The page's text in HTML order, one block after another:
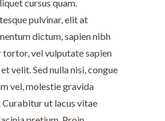
cursus quam.
pulvinar, elit at
dictum, sapien nibh
tortor, vel vulputate sapien
velit. Sed nulla nisi, congue
vel, molestie gravida
Curabitur ut lacus vitae